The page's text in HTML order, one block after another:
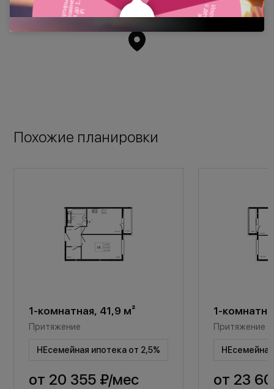
Похожие планировки
1-комнатная, 41,9 м²
Притяжение
НЕсемейная ипотека от 2,5%
от 20 355 ₽/мес
1-
Притяжение
от 23